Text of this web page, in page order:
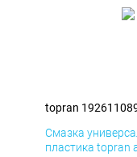
topran
Смазка
пластика topran